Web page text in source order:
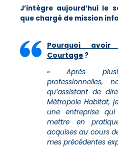
J’intègre aujourd’hui le
que chargé de mission
Pourquoi avoir
Courtage ?
« Après
professionnelles,
qu’assistant de
Métropole Habitat,
une entreprise
mettre en
acquises au cours
mes précédentes